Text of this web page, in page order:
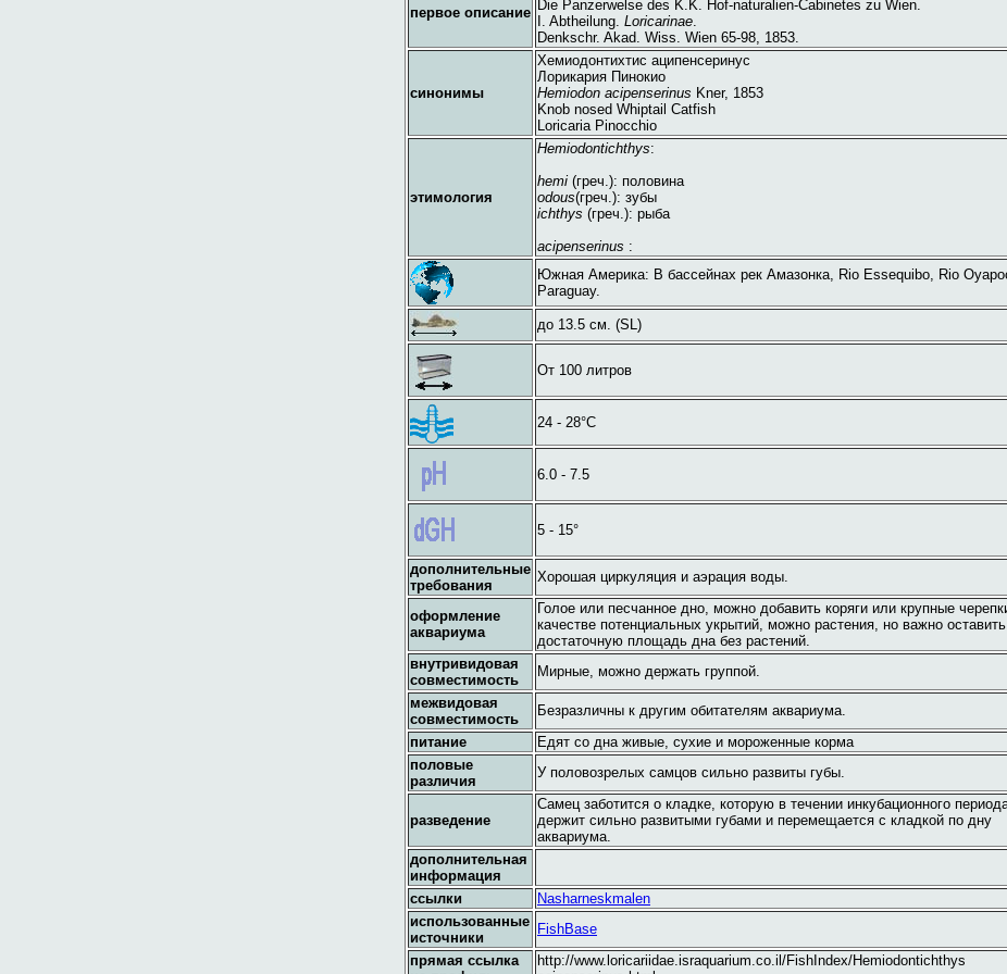
первое описание Die Panzerwelse des K.K. Hof-naturalien-Cabinetes zu Wien.
I. Abtheilung. Loricarinae.
Denkschr. Akad. Wiss. Wien 65-98, 1853.
синонимы
Хемиодонтихтис аципенсеринус
Лорикария Пинокио
Hemiodon acipenserinus Kner, 1853
Knob nosed Whiptail Catfish
Loricaria Pinocchio
этимология
Hemiodontichthys:
hemi (греч.): половина
odous(греч.): зубы
ichthys (греч.): рыба
acipenserinus :
Южная Америка: В бассейнах рек Амазонка, Rio Essequibo, Rio
Paraguay.
до 13.5 см. (SL)
От 100 литров
24 - 28°C
6.0 - 7.5
5 - 15°
дополнительные
требования
Хорошая циркуляция и аэрация воды.
оформление
аквариума
Голое или песчанное дно, можно добавить коряги или крупные
качестве потенциальных укрытий, можно растения, но важно оставить
достаточную площадь дна без растений.
внутривидовая
совместимость
Мирные, можно держать группой.
межвидовая
совместимость
Безразличны к другим обитателям аквариума.
питание
Едят со дна живые, сухие и мороженные корма
половые
различия
У половозрелых самцов сильно развиты губы.
разведение
Самец заботится о кладке, которую в течении инкубационного
держит сильно развитыми губами и перемещается с кладкой по дну
аквариума.
дополнительная
информация
ссылки
Nasharneskmalen
использованные
источники
FishBase
прямая ссылка
http://www.loricariidae.israquarium.co.il/FishIndex/Hemiodontichthys